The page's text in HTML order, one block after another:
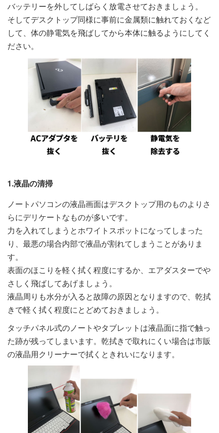
バッテリーを外してしばらく放電させておきましょう。
そしてデスクトップ同様に事前に金属類に触れておくなど
して、体の静電気を飛ばしてから本体に触るようにしてく
ださい。
1.液晶の清掃
ノートパソコンの液晶画面はデスクトップ用のものよりさ
らにデリケートなものが多いです。
力を入れてしまうとホワイトスポットになってしまった
り、最悪の場合内部で液晶が割れてしまうことがありま
す。
表面のほこりを軽く拭く程度にするか、エアダスターでや
さしく飛ばしてあげましょう。
液晶周りも水分が入ると故障の原因となりますので、乾拭
きで軽く拭く程度にとどめておきましょう。
タッチパネル式のノートやタブレットは液晶面に指で触っ
た跡が残ってしまいます。乾拭きで取れにくい場合は市販
の液晶用クリーナーで拭くときれいになります。